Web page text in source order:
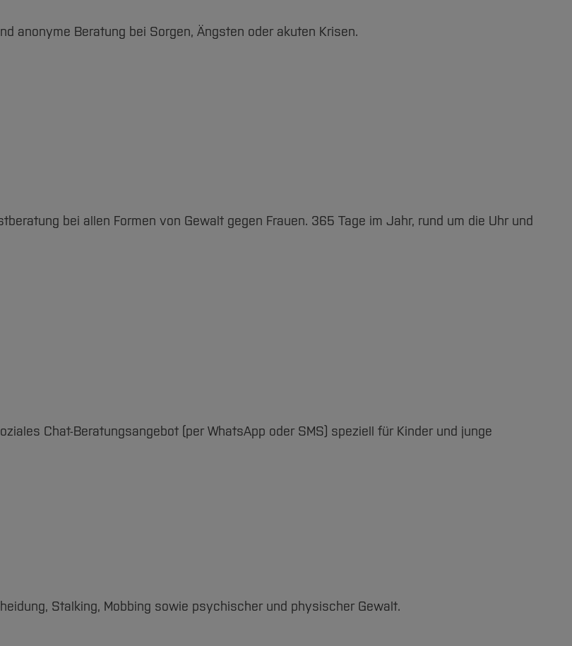
anonyme Beratung bei Sorgen, Ängsten oder akuten Krisen.
bei allen Formen von Gewalt gegen Frauen. 365 Tage im Jahr, rund um die Uhr und
Chat-Beratungsangebot (per WhatsApp oder SMS) speziell für Kinder und junge
Stalking, Mobbing sowie psychischer und physischer Gewalt.